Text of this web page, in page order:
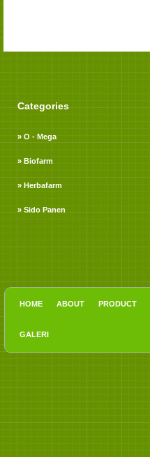
Categories
» O - Mega
» Biofarm
» Herbafarm
» Sido Panen
HOME ABOUT PRODUCT
GALERI